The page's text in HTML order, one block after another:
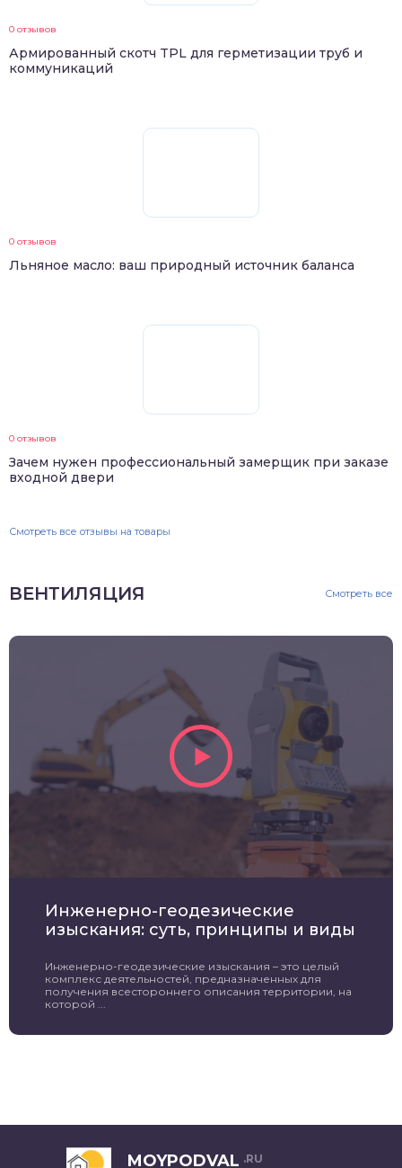
0 отзывов
Армированный скотч TPL для герметизации труб и
коммуникаций
0 отзывов
Льняное масло: ваш природный источник баланса
0 отзывов
Зачем нужен профессиональный замерщик при заказе
входной двери
Смотреть все отзывы на товары
ВЕНТИЛЯЦИЯ Смотреть все
Инженерно-геодезические
изыскания: суть, принципы и виды
Инженерно-геодезические изыскания – это целый
комплекс деятельностей, предназначенных для
получения всестороннего описания территории, на
которой ...
MOYPODVAL .RU